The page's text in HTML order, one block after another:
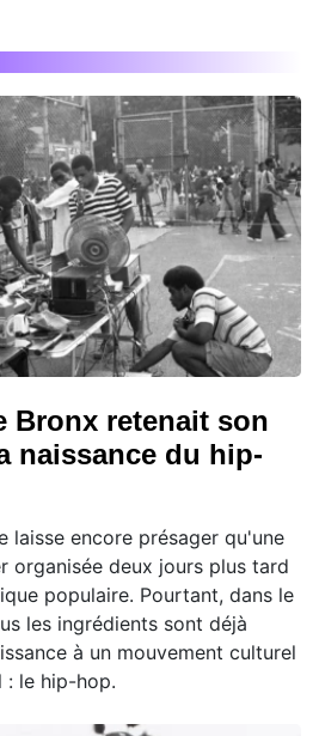
Bronx retenait son
naissance du hip-
laisse encore présager qu'une
organisée deux jours plus tard
populaire. Pourtant, dans le
les ingrédients sont déjà
à un mouvement culturel
: le hip-hop.